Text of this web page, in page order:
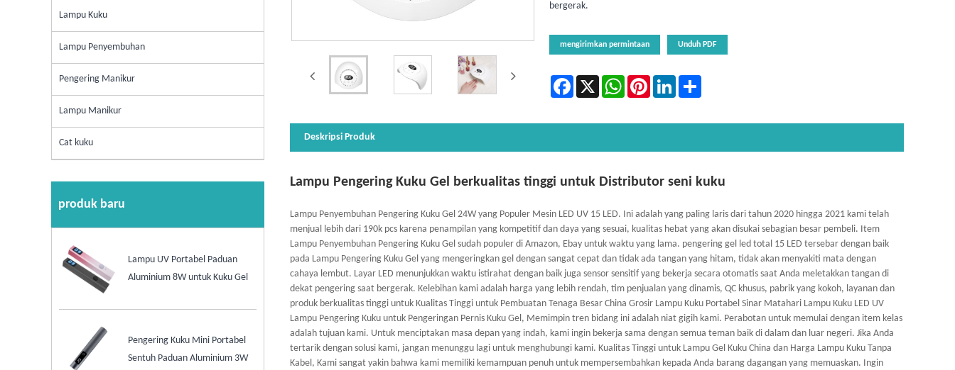
Lampu Kuku
Lampu Penyembuhan
Pengering Manikur
Lampu Manikur
Cat kuku
produk baru
Lampu UV Portabel Paduan
Aluminium 8W untuk Kuku Gel
Pengering Kuku Mini Portabel
Sentuh Paduan Aluminium 3W
bergerak.
mengirimkan permintaan Unduh PDF
Facebook
X WhatsAppPinterestLinkedInShare
Deskripsi Produk
Lampu Pengering Kuku Gel berkualitas tinggi untuk Distributor seni kuku
Lampu Penyembuhan Pengering Kuku Gel 24W yang Populer Mesin LED UV 15 LED. Ini adalah yang paling laris dari tahun 2020 hingga 2021 kami telah
menjual lebih dari 190k pcs karena penampilan yang kompetitif dan daya yang sesuai, kualitas hebat yang akan disukai sebagian besar pembeli. Item
Lampu Penyembuhan Pengering Kuku Gel sudah populer di Amazon, Ebay untuk waktu yang lama. pengering gel led total 15 LED tersebar dengan baik
pada Lampu Pengering Kuku Gel yang mengeringkan gel dengan sangat cepat dan tidak ada tangan yang hitam, tidak akan menyakiti mata dengan
cahaya lembut. Layar LED menunjukkan waktu istirahat dengan baik juga sensor sensitif yang bekerja secara otomatis saat Anda meletakkan tangan di
dekat pengering saat bergerak. Kelebihan kami adalah harga yang lebih rendah, tim penjualan yang dinamis, QC khusus, pabrik yang kokoh, layanan dan
produk berkualitas tinggi untuk Kualitas Tinggi untuk Pembuatan Tenaga Besar China Grosir Lampu Kuku Portabel Sinar Matahari Lampu Kuku LED UV
Lampu Pengering Kuku untuk Pengeringan Pernis Kuku Gel, Memimpin tren bidang ini adalah niat gigih kami. Perabotan untuk memulai dengan item kelas
adalah tujuan kami. Untuk menciptakan masa depan yang indah, kami ingin bekerja sama dengan semua teman baik di dalam dan luar negeri. Jika Anda
tertarik dengan solusi kami, jangan menunggu lagi untuk menghubungi kami. Kualitas Tinggi untuk Lampu Gel Kuku China dan Harga Lampu Kuku Tanpa
Kabel, Kami sangat yakin bahwa kami memiliki kemampuan penuh untuk mempersembahkan kepada Anda barang dagangan yang memuaskan. Ingin